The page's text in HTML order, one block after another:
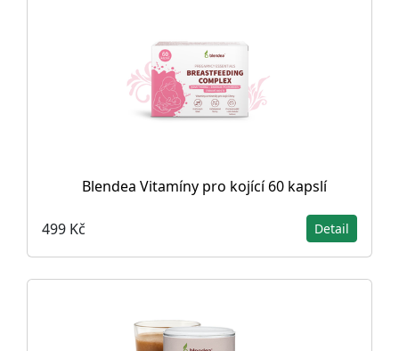
Blendea Vitamíny pro kojící 60 kapslí
499 Kč Detail